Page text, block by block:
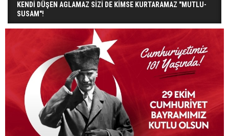
KENDİ DÜŞEN AGLAMAZ SİZİ DE KİMSE KURTARAMAZ "MUTLU-
SUSAM"!